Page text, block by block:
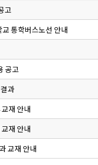
고
통학버스노선 안내
공고
과
재 안내
재 안내
교재 안내